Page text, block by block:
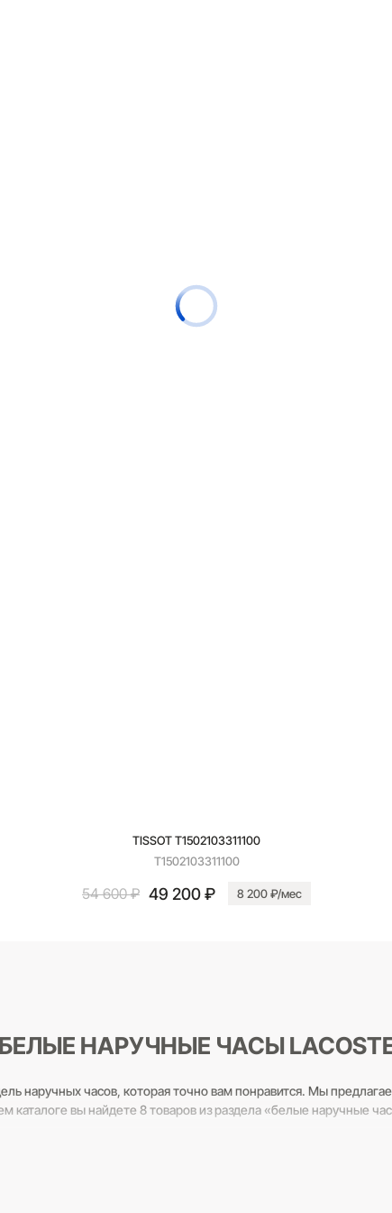
TISSOT T1502103311100
T1502103311100
54 600 ₽ 49 200 ₽ 8 200 ₽/мес
БЕЛЫЕ НАРУЧНЫЕ ЧАСЫ
наручных часов, которая точно вам понравится. Мы
вы найдете 8 товаров из раздела «белые наручные